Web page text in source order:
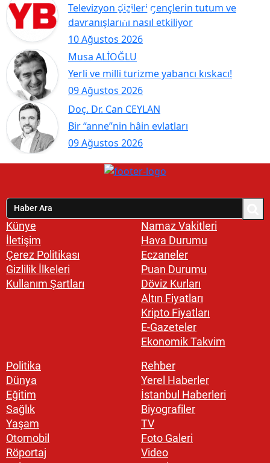
10 Ağustos 2026
Televizyon dizileri gençlerin tutum ve
davranışlarını nasıl etkiliyor
Musa ALİOĞLU
09 Ağustos 2026
Yerli ve milli turizme yabancı kıskacı!
Doç. Dr. Can CEYLAN
09 Ağustos 2026
Bir “anne”nin hâin evlatları
Künye
İletişim
Çerez Politikası
Gizlilik İlkeleri
Kullanım Şartları
Namaz Vakitleri
Hava Durumu
Eczaneler
Puan Durumu
Döviz Kurları
Altın Fiyatları
Kripto Fiyatları
E-Gazeteler
Ekonomik Takvim
Politika
Dünya
Eğitim
Sağlık
Yaşam
Otomobil
Röportaj
Rehber
Yerel Haberler
İstanbul Haberleri
Biyografiler
TV
Foto Galeri
Video